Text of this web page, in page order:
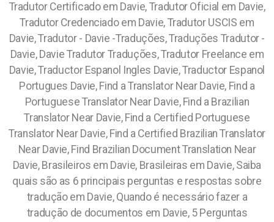
Tradutor Certificado em Davie, Tradutor Oficial em Davie,
Tradutor Credenciado em Davie, Tradutor USCIS em
Davie, Tradutor - Davie -Traduções, Traduções Tradutor -
Davie, Davie Tradutor Traduções, Tradutor Freelance em
Davie, Traductor Espanol Ingles Davie, Traductor Espanol
Portugues Davie, Find a Translator Near Davie, Find a
Portuguese Translator Near Davie, Find a Brazilian
Translator Near Davie, Find a Certified Portuguese
Translator Near Davie, Find a Certified Brazilian Translator
Near Davie, Find Brazilian Document Translation Near
Davie, Brasileiros em Davie, Brasileiras em Davie, Saiba
quais são as 6 principais perguntas e respostas sobre
tradução em Davie, Quando é necessário fazer a
tradução de documentos em Davie, 5 Perguntas